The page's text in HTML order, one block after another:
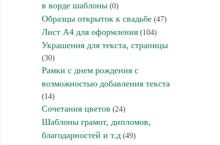
в ворде шаблоны(0)
Образцы открыток к свадьбе(47)
Лист А4 для оформления(104)
Украшения для текста, страницы
(30)
Рамки с днем рождения с
возможностью добавления текста
(14)
Сочетания цветов (24)
Шаблоны грамот, дипломов,
благодарностей и т.д(49)